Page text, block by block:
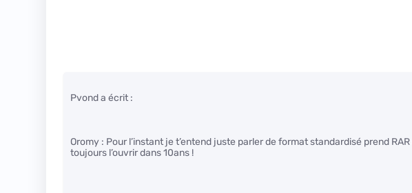
Pvond a écrit :
Oromy : Pour l’instant je t’entend juste parler de format standardisé prend
toujours l’ouvrir dans 10ans !